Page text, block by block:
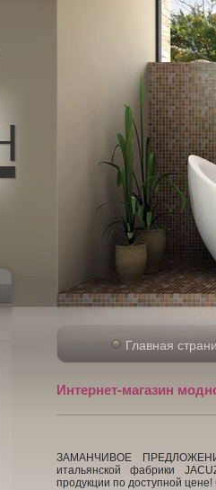
Главная
Интернет-магазин
ЗАМАНЧИВОЕ
итальянской фабрики
продукции по доступной